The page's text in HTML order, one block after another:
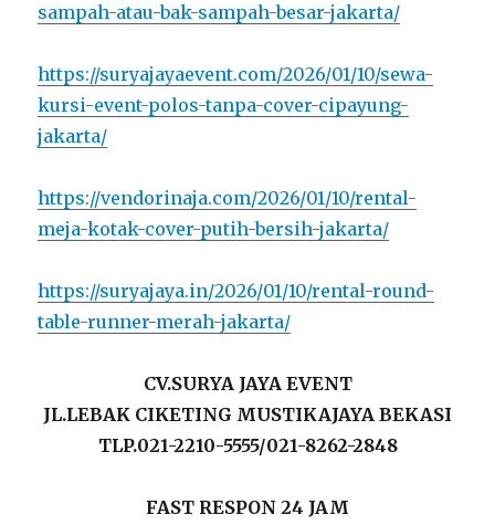
sampah-atau-bak-sampah-besar-jakarta/
https://suryajayaevent.com/2026/01/10/sewa-
kursi-event-polos-tanpa-cover-cipayung-
jakarta/
https://vendorinaja.com/2026/01/10/rental-
meja-kotak-cover-putih-bersih-jakarta/
https://suryajaya.in/2026/01/10/rental-round-
table-runner-merah-jakarta/
CV.SURYA JAYA EVENT
JL.LEBAK CIKETING MUSTIKAJAYA BEKASI
TLP.021-2210-5555/021-8262-2848
FAST RESPON 24 JAM